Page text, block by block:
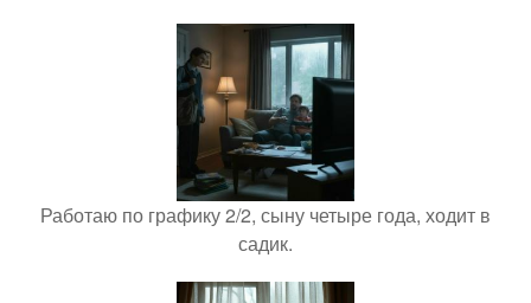
Работаю по графику 2/2, сыну четыре года, ходит в
садик.